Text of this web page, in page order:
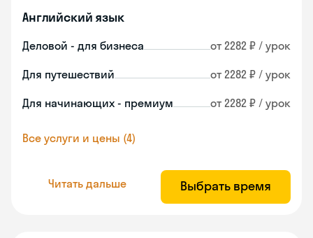
Английский язык
Деловой - для бизнеса от 2282 ₽ / урок
Для путешествий от 2282 ₽ / урок
Для начинающих - премиум от 2282 ₽ / урок
Все услуги и цены (4)
Читать дальше Выбрать время